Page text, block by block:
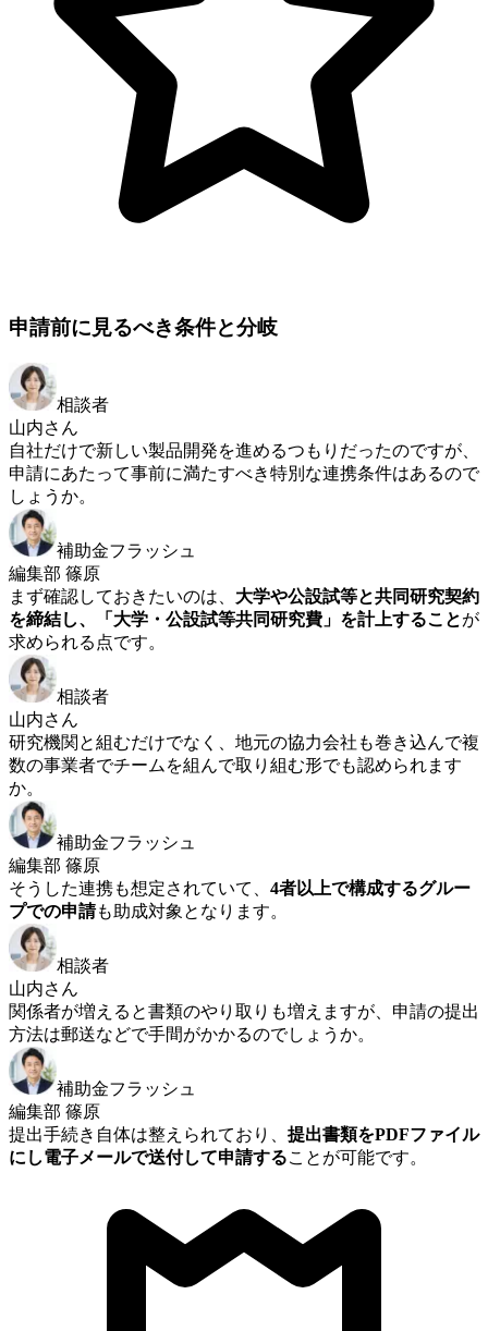
申請前に見るべき条件と分岐
相談者
山内さん
自社だけで新しい製品開発を進めるつもりだったのですが、
申請にあたって事前に満たすべき特別な連携条件はあるので
しょうか。
補助金フラッシュ
編集部 篠原
まず確認しておきたいのは、 大学や公設試等と共同研究契約
を締結し、「大学・公設試等共同研究費」を計上することが
求められる点です。
相談者
山内さん
研究機関と組むだけでなく、地元の協力会社も巻き込んで複
数の事業者でチームを組んで取り組む形でも認められます
か。
補助金フラッシュ
編集部 篠原
そうした連携も想定されていて、 4者以上で構成するグルー
プでの申請も助成対象となります。
相談者
山内さん
関係者が増えると書類のやり取りも増えますが、申請の提出
方法は郵送などで手間がかかるのでしょうか。
補助金フラッシュ
編集部 篠原
提出手続き自体は整えられており、 提出書類をPDFファイル
にし電子メールで送付して申請することが可能です。